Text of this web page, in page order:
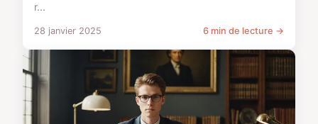
r...
28 janvier 2025 6 min de lecture →